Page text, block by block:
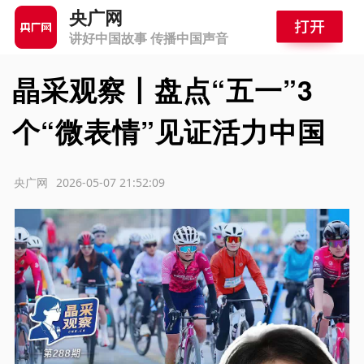
央广网
讲好中国故事 传播中国声音
晶采观察丨盘点“五一”3
个“微表情”见证活力中国
2026-05-07 21:52:09
央广网